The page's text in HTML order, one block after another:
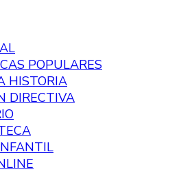
Justo José de
POPULARES
HISTORIA
DIRECTIVA